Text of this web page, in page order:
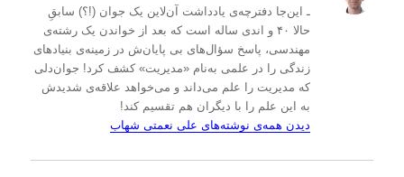
ـ این‌جا دفترچه‌ی یادداشت‌ آن‌لاین یک جوان (!؟) سابقِ
حالا ۴۰ و اندی ساله است که بعد از خواندن یک رشته‌ی
مهندسی، پاسخ سؤال‌های بی پایان‌ش در زمینه‌ی بنیادهای
زندگی را در علمی به‌نام «مدیریت» کشف کرد! جوان‌دلی
که مدیریت را علم می‌داند و می‌خواهد علاقه‌ی شدیدش
به این علم را با دیگران هم تقسیم کند!
دیدن همه‌ی نوشته‌های علی نعمتی شهاب